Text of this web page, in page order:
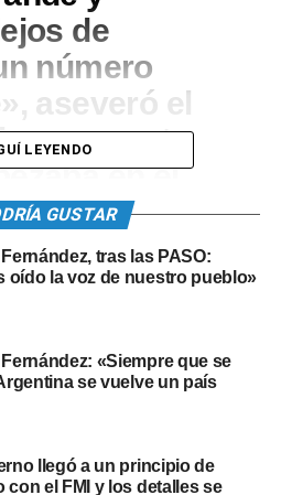
de
número
aseveró el
en un acto
en el
al
proyecto
jerarquizar
«hizo falta una pandemia para
LEYENDO
GUSTAR
tras las PASO:
oído la voz de nuestro pueblo»
«Siempre que se
se vuelve un país
llegó a un principio de
con el FMI y los detalles se